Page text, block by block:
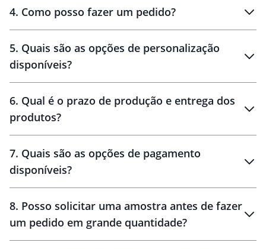
personalizados
brinde
personalização
4. Como posso fazer um pedido?
amostra virtual
5. Quais são as opções de personalização
disponíveis?
6. Qual é o prazo de produção e entrega dos
produtos?
10 dias
brinde
48 horas
7. Quais são as opções de pagamento
disponíveis?
8. Posso solicitar uma amostra antes de fazer
um pedido em grande quantidade?